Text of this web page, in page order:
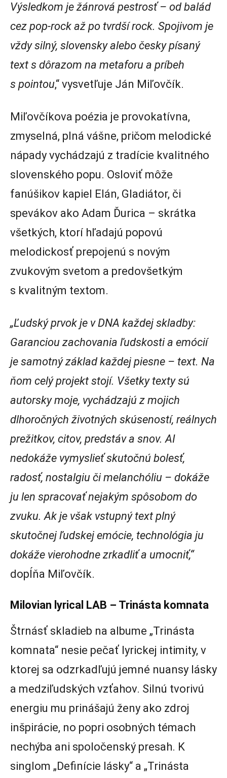
Výsledkom je žánrová pestrosť – od balád
cez pop-rock až po tvrdší rock. Spojivom je
vždy silný, slovensky alebo česky písaný
text s dôrazom na metaforu a príbeh
s pointou,“ vysvetľuje Ján Miľovčík.
Miľovčíkova poézia je provokatívna,
zmyselná, plná vášne, pričom melodické
nápady vychádzajú z tradície kvalitného
slovenského popu. Osloviť môže
fanúšikov kapiel Elán, Gladiátor, či
spevákov ako Adam Ďurica – skrátka
všetkých, ktorí hľadajú popovú
melodickosť prepojenú s novým
zvukovým svetom a predovšetkým
s kvalitným textom.
„Ľudský prvok je v DNA každej skladby:
Garanciou zachovania ľudskosti a emócií
je samotný základ každej piesne – text. Na
ňom celý projekt stojí. Všetky texty sú
autorsky moje, vychádzajú z mojich
dlhoročných životných skúseností, reálnych
prežitkov, citov, predstáv a snov. AI
nedokáže vymyslieť skutočnú bolesť,
radosť, nostalgiu či melanchóliu – dokáže
ju len spracovať nejakým spôsobom do
zvuku. Ak je však vstupný text plný
skutočnej ľudskej emócie, technológia ju
dokáže vierohodne zrkadliť a umocniť,“
dopĺňa Miľovčík.
Milovian lyrical LAB – Trinásta komnata
Štrnásť skladieb na albume „Trinásta
komnata“ nesie pečať lyrickej intimity, v
ktorej sa odzrkadľujú jemné nuansy lásky
a medziľudských vzťahov. Silnú tvorivú
energiu mu prinášajú ženy ako zdroj
inšpirácie, no popri osobných témach
nechýba ani spoločenský presah. K
singlom „Definície lásky“ a „Trinásta